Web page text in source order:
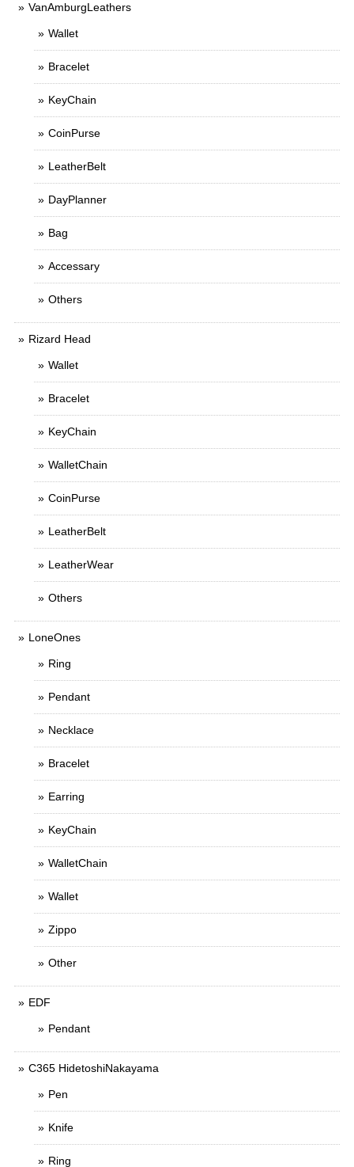
VanAmburgLeathers
Wallet
Bracelet
KeyChain
CoinPurse
LeatherBelt
DayPlanner
Bag
Accessary
Others
Rizard Head
Wallet
Bracelet
KeyChain
WalletChain
CoinPurse
LeatherBelt
LeatherWear
Others
LoneOnes
Ring
Pendant
Necklace
Bracelet
Earring
KeyChain
WalletChain
Wallet
Zippo
Other
EDF
Pendant
C365 HidetoshiNakayama
Pen
Knife
Ring